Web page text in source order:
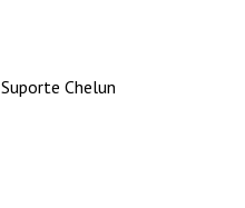
Suporte Chelun